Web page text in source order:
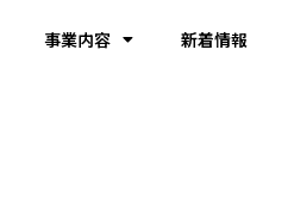
事業内容 新着情報